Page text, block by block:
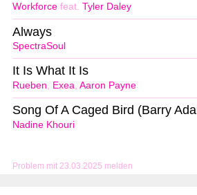
Problem mit 23.03.2025 melden
Workforce feat. Tyler Daley
SpectraSoul
Always
Rueben, Exea, Aaron Payne
It Is What It Is
Nadine Khouri
Song Of A Caged Bird (Barry